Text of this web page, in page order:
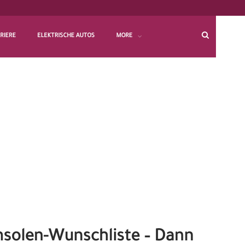
ELEKTRISCHE AUTOS MORE
Wunschliste – Dann